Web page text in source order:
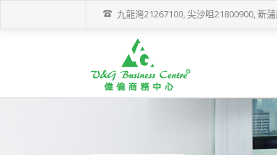
九龍灣21267100, 尖沙咀21800900, 新